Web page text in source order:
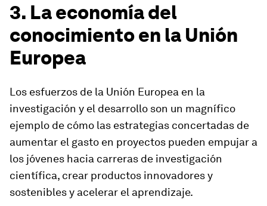
3. La economía del
conocimiento en la Unión
Europea
Los esfuerzos de la Unión Europea en la
investigación y el desarrollo son un magnífico
ejemplo de cómo las estrategias concertadas de
aumentar el gasto en proyectos pueden empujar a
los jóvenes hacia carreras de investigación
científica, crear productos innovadores y
sostenibles y acelerar el aprendizaje.